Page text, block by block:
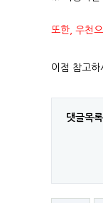
또한, 우천
이점 참고
댓글목록